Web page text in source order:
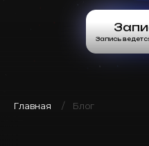
Запись
Главная Блог